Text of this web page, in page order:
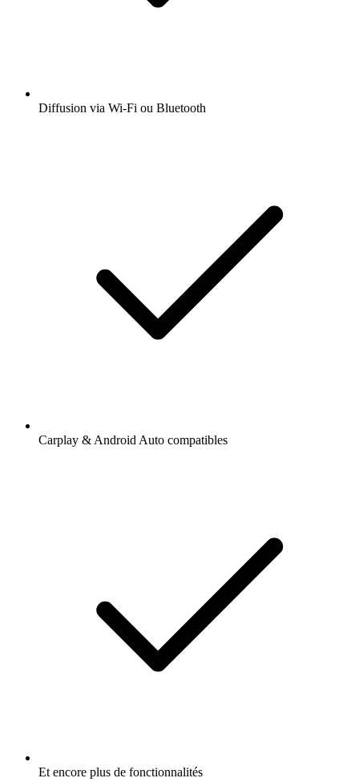
Diffusion via Wi-Fi ou Bluetooth
Carplay & Android Auto compatibles
Et encore plus de fonctionnalités